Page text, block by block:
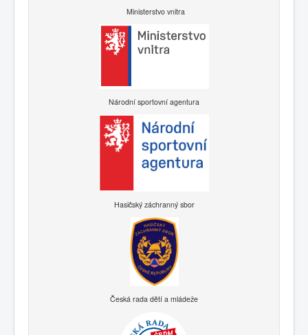
Ministerstvo vnitra
Národní sportovní agentura
Hasičský záchranný sbor
Česká rada dětí a mládeže